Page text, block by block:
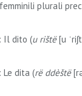
plurali
Il dito (u rištë[u
Le dita (rë ddèštë